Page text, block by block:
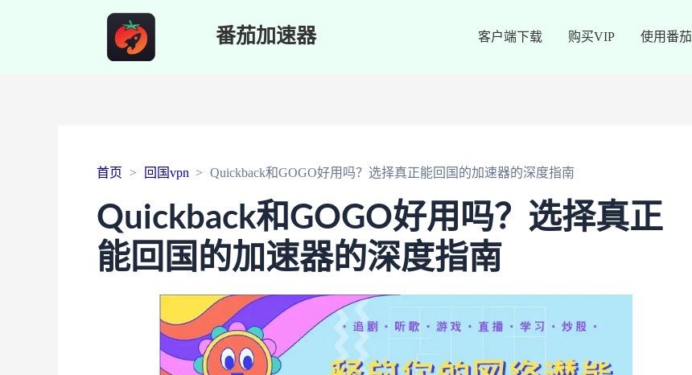
番茄加速器 客户端下载 购买VIP 使用番茄
首页 回国vpn Quickback和GOGO好用吗？选择真正能回国的加速器的深度指南
Quickback和GOGO好用吗？选择真正
能回国的加速器的深度指南